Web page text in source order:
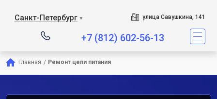
Санкт-Петербург ▼ улица Савушкина, 141
+7 (812) 602-56-13
Главная / Ремонт цепи питания